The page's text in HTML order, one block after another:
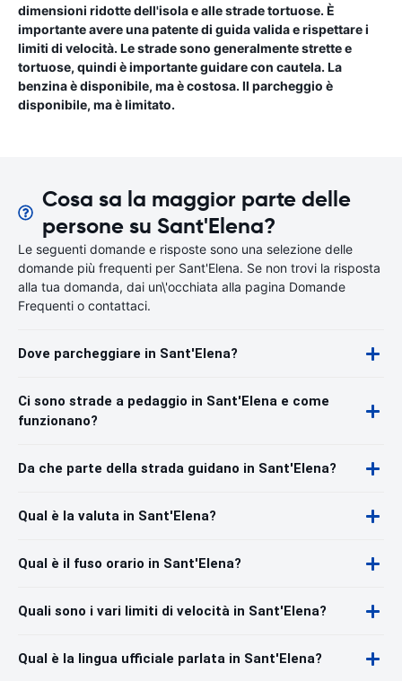
dimensioni ridotte dell'isola e alle strade tortuose. È
importante avere una patente di guida valida e rispettare i
limiti di velocità. Le strade sono generalmente strette e
tortuose, quindi è importante guidare con cautela. La
benzina è disponibile, ma è costosa. Il parcheggio è
disponibile, ma è limitato.
Cosa sa la maggior parte delle
persone su Sant'Elena?
Le seguenti domande e risposte sono una selezione delle
domande più frequenti per Sant'Elena. Se non trovi la risposta
alla tua domanda, dai un\'occhiata alla pagina Domande
Frequenti o contattaci.
Dove parcheggiare in Sant'Elena?
Ci sono strade a pedaggio in Sant'Elena e come
funzionano?
Da che parte della strada guidano in Sant'Elena?
Qual è la valuta in Sant'Elena?
Qual è il fuso orario in Sant'Elena?
Quali sono i vari limiti di velocità in Sant'Elena?
Qual è la lingua ufficiale parlata in Sant'Elena?